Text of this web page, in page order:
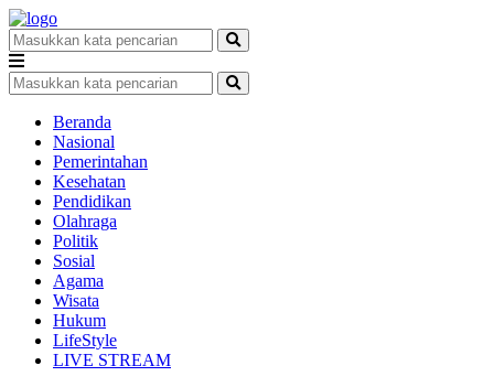
Beranda
Nasional
Pemerintahan
Kesehatan
Pendidikan
Olahraga
Politik
Sosial
Agama
Wisata
Hukum
LifeStyle
LIVE STREAM